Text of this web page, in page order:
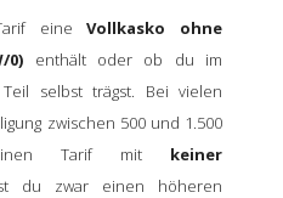
eineVollkasko ohne
0) enthält oder ob du im
selbst trägst. Bei vielen
zwischen 500 und 1.500
Tarif mit keiner
du zwar einen höheren